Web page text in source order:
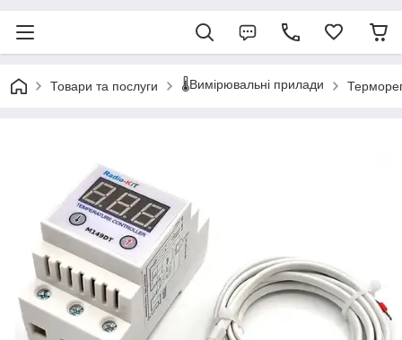
Товари та послуги 🌡️Вимірювальні прилади